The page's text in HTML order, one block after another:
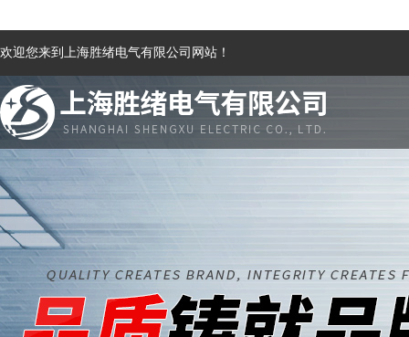
欢迎您来到上海胜绪电气有限公司网站！